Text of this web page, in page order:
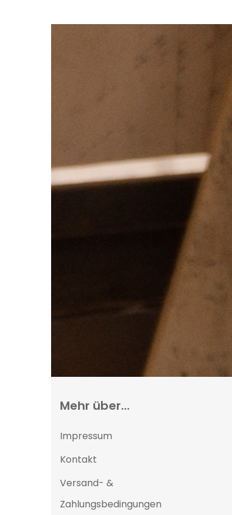
Mehr über...
Impressum
Kontakt
Versand- &
Zahlungsbedingungen